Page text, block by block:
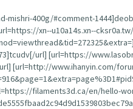
400g/#comment-
xn--u10a14s.xn--
url] [url=https://
[url=http://www.ihanyin.com/
filaments3d.ca/en/